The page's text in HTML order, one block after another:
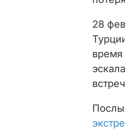
28
время